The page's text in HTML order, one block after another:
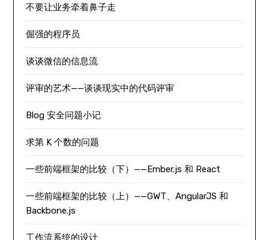
不要让业务牵着鼻子走
倔强的程序员
谈谈微信的信息流
评审的艺术——谈谈现实中的代码评审
Blog 安全问题小记
求第 K 个数的问题
一些前端框架的比较（下）——Ember.js 和 React
一些前端框架的比较（上）——GWT、AngularJS 和
Backbone.js
工作流系统的设计